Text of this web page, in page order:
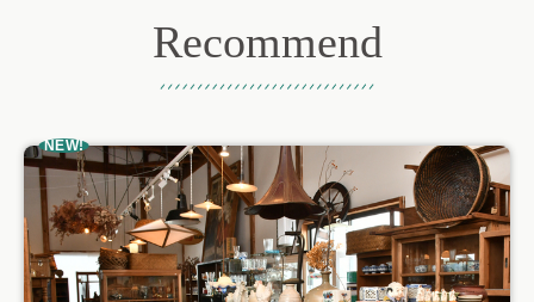
Recommend
NEW!